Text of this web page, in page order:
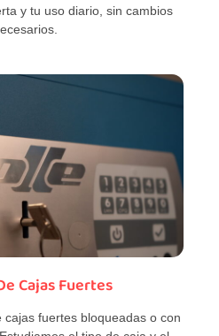
y tu uso diario, sin cambios
Cajas Fuertes
fuertes bloqueadas o con